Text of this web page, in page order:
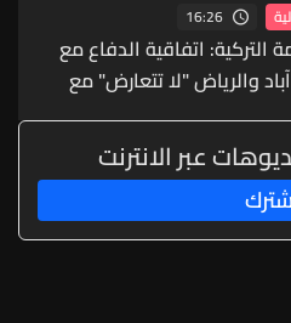
16:26
التركية: اتفاقية الدفاع مع
والرياض "لا تتعارض" مع
الناتو
عبر الانترنت